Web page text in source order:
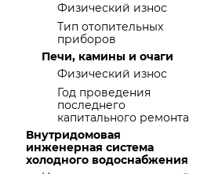
Физический износ
Тип отопительных
приборов
Печи, камины и очаги
Физический износ
Год проведения
последнего
капитального ремонта
Внутридомовая
инженерная система
холодного водоснабжения